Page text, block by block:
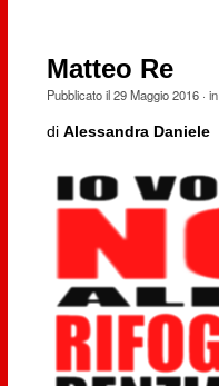
Matteo Re
Pubblicato il29 Maggio 2016· in
di Alessandra Daniele